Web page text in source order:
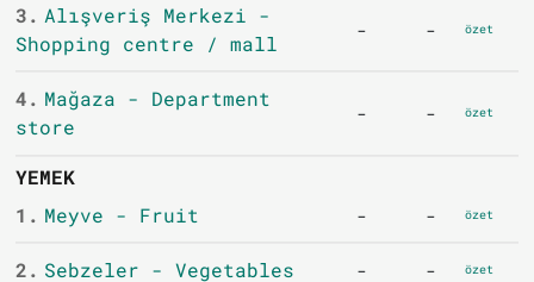
3. Alışveriş Merkezi -
Shopping centre / mall
- - özet
4. Mağaza - Department
store
- - özet
YEMEK
1. Meyve - Fruit - - özet
2. Sebzeler - Vegetables - - özet